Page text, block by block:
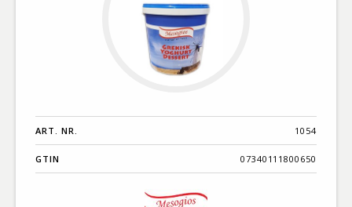
ART. NR. 1054
GTIN 07340111800650